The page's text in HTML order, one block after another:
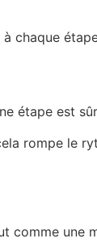
chaque
étape est
rompe le
comme une